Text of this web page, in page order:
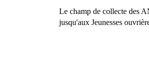
Le champ de collecte des
jusqu'aux Jeunesses